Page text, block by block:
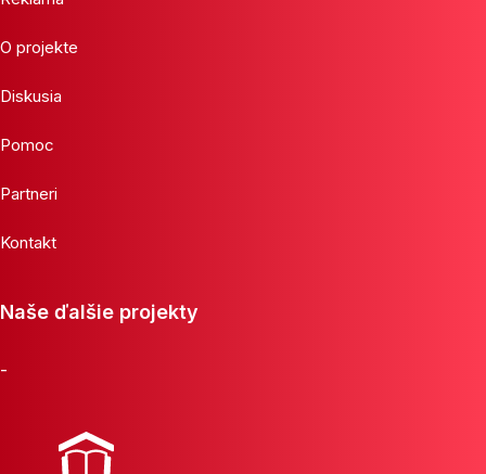
O projekte
Diskusia
Pomoc
Partneri
Kontakt
Naše ďalšie projekty
-